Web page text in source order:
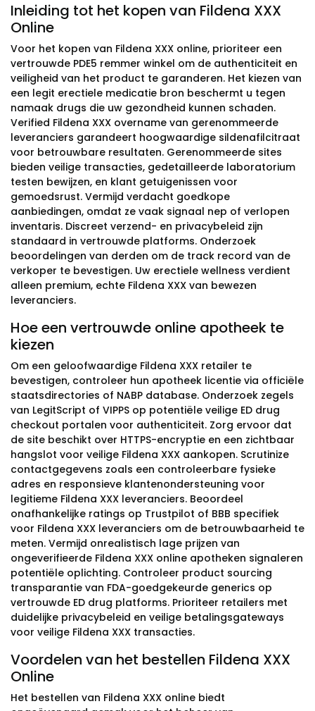
Inleiding tot het kopen van Fildena XXX
Online
Voor het kopen van Fildena XXX online, prioriteer een
vertrouwde PDE5 remmer winkel om de authenticiteit en
veiligheid van het product te garanderen. Het kiezen van
een legit erectiele medicatie bron beschermt u tegen
namaak drugs die uw gezondheid kunnen schaden.
Verified Fildena XXX overname van gerenommeerde
leveranciers garandeert hoogwaardige sildenafilcitraat
voor betrouwbare resultaten. Gerenommeerde sites
bieden veilige transacties, gedetailleerde laboratorium
testen bewijzen, en klant getuigenissen voor
gemoedsrust. Vermijd verdacht goedkope
aanbiedingen, omdat ze vaak signaal nep of verlopen
inventaris. Discreet verzend- en privacybeleid zijn
standaard in vertrouwde platforms. Onderzoek
beoordelingen van derden om de track record van de
verkoper te bevestigen. Uw erectiele wellness verdient
alleen premium, echte Fildena XXX van bewezen
leveranciers.
Hoe een vertrouwde online apotheek te
kiezen
Om een geloofwaardige Fildena XXX retailer te
bevestigen, controleer hun apotheek licentie via officiële
staatsdirectories of NABP database. Onderzoek zegels
van LegitScript of VIPPS op potentiële veilige ED drug
checkout portalen voor authenticiteit. Zorg ervoor dat
de site beschikt over HTTPS-encryptie en een zichtbaar
hangslot voor veilige Fildena XXX aankopen. Scrutinize
contactgegevens zoals een controleerbare fysieke
adres en responsieve klantenondersteuning voor
legitieme Fildena XXX leveranciers. Beoordeel
onafhankelijke ratings op Trustpilot of BBB specifiek
voor Fildena XXX leveranciers om de betrouwbaarheid te
meten. Vermijd onrealistisch lage prijzen van
ongeverifieerde Fildena XXX online apotheken signaleren
potentiële oplichting. Controleer product sourcing
transparantie van FDA-goedgekeurde generics op
vertrouwde ED drug platforms. Prioriteer retailers met
duidelijke privacybeleid en veilige betalingsgateways
voor veilige Fildena XXX transacties.
Voordelen van het bestellen Fildena XXX
Online
Het bestellen van Fildena XXX online biedt